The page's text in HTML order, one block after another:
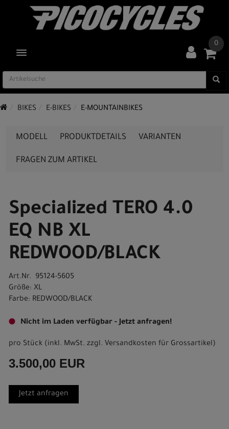
TOGGLE NAVIGATION
0
BIKES E-BIKES E-MOUNTAINBIKES
MODELL PRODUKTDETAILS VARIANTEN
FRAGEN ZUM ARTIKEL
Specialized TERO 4.0
EQ NB XL
REDWOOD/BLACK
Art.Nr. 95124-5605
Größe: XL
Farbe: REDWOOD/BLACK
Nicht im Laden verfügbar - Jetzt anfragen!
pro Stück (inkl. MwSt. zzgl. Versandkosten für Grossartikel)
3.500,00 EUR
Jetzt anfragen